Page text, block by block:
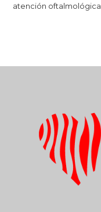
atención oftalmológica